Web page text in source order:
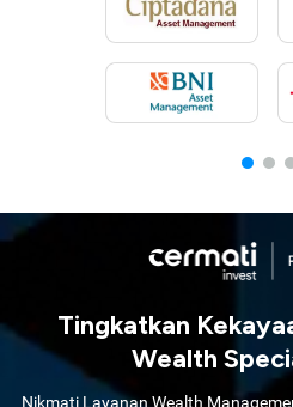
Tingkatkan
Wealth
Nikmati Layanan Wealth